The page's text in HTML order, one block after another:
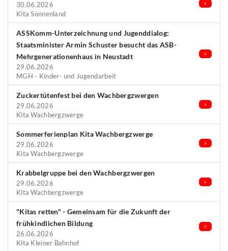
30.06.2026
Kita Sonnenland
ASSKomm-Unterzeichnung und Jugenddialog:
Staatsminister Armin Schuster besucht das ASB-
Mehrgenerationenhaus in Neustadt
29.06.2026
MGH - Kinder- und Jugendarbeit
Zuckertütenfest bei den Wachbergzwergen
29.06.2026
Kita Wachbergzwerge
Sommerferienplan Kita Wachbergzwerge
29.06.2026
Kita Wachbergzwerge
Krabbelgruppe bei den Wachbergzwergen
29.06.2026
Kita Wachbergzwerge
"Kitas retten" - Gemeinsam für die Zukunft der
frühkindlichen Bildung
26.06.2026
Kita Kleiner Bahnhof